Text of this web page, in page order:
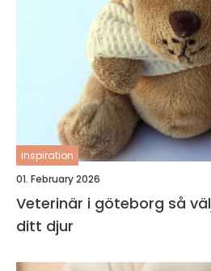
inspiration
01. February 2026
Veterinär i göteborg så väljer du rätt vård för
ditt djur